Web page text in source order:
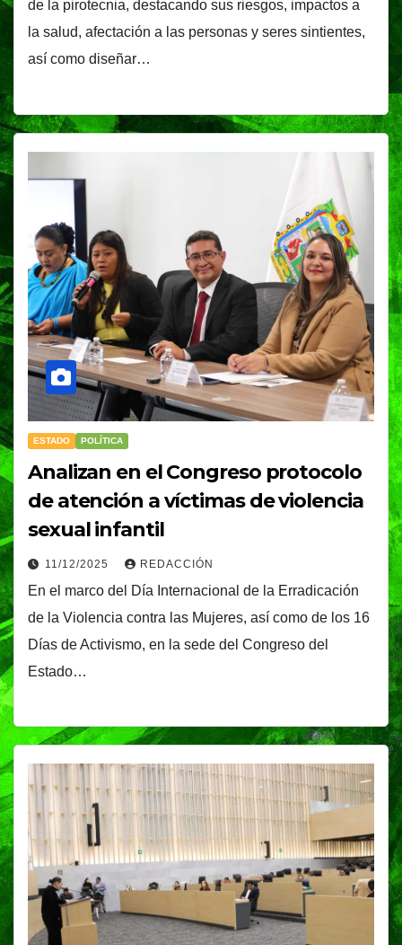
de la pirotecnia, destacando sus riesgos, impactos a
la salud, afectación a las personas y seres sintientes,
así como diseñar…
ESTADO POLÍTICA
Analizan en el Congreso protocolo
de atención a víctimas de violencia
sexual infantil
11/12/2025 REDACCIÓN
En el marco del Día Internacional de la Erradicación
de la Violencia contra las Mujeres, así como de los 16
Días de Activismo, en la sede del Congreso del
Estado…